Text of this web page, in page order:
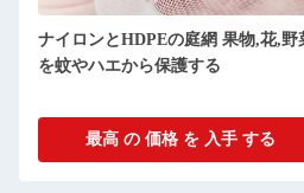
ナイロンとHDPEの庭網 果物,花,野
を蚊やハエから保護する
最高 の 価格 を 入手 する